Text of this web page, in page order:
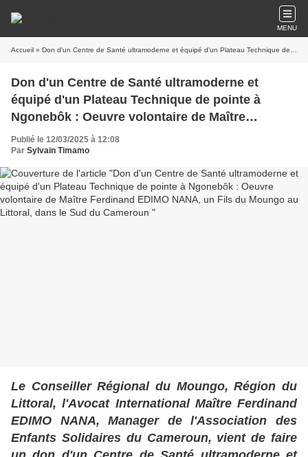
MENU
Accueil » Don d'un Centre de Santé ultramoderne et équipé d'un Plateau Technique de pointe à Ngonebôk : Oeuvre volontaire de Maître Ferdinand EDIMO NANA, un Fils du Moungo au Littoral, dans le Sud du Cameroun
Don d'un Centre de Santé ultramoderne et
équipé d'un Plateau Technique de pointe à
Ngonebôk : Oeuvre volontaire de Maître
Ferdinand EDIMO NANA, un Fils du Moungo au
Littoral, dans le Sud du Cameroun
Publié le 12/03/2025 à 12:08
Par Sylvain Timamo
Le Conseiller Régional du Moungo, Région du
Littoral, l'Avocat International Maître Ferdinand
EDIMO NANA, Manager de l'Association des
Enfants Solidaires du Cameroun, vient de faire